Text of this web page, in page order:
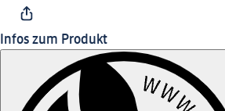
Infos zum Produkt